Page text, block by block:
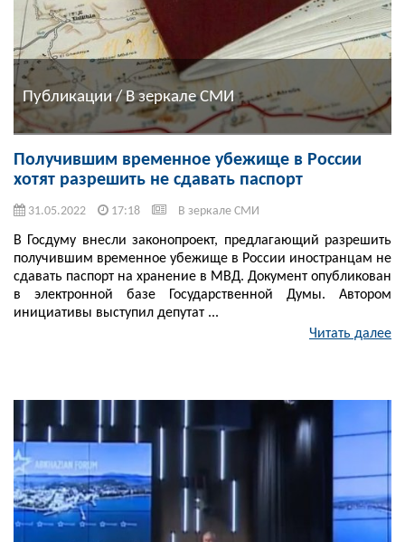
Публикации / В зеркале СМИ
Получившим временное убежище в России
хотят разрешить не сдавать паспорт
31.05.2022 17:18 В зеркале СМИ
В Госдуму внесли законопроект, предлагающий разрешить
получившим временное убежище в России иностранцам не
сдавать паспорт на хранение в МВД. Документ опубликован
в электронной базе Государственной Думы. Автором
инициативы выступил депутат ...
Читать далее